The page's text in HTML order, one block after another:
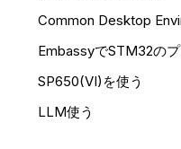
Common Desktop
EmbassyでSTM32の
SP650(VI)を使う
LLM使う